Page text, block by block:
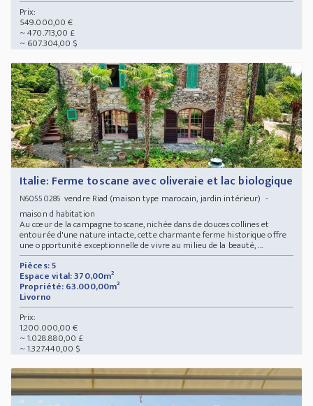
Prix:
549.000,00 €
~ 470.713,00 £
~ 607.304,00 $
Italie: Ferme toscane avec oliveraie et lac biologique
N60550286vendre Riad (maison type marocain, jardin intérieur) -
maison d habitation
Au cœur de la campagne toscane, nichée dans de douces collines et
entourée d'une nature intacte, cette charmante ferme historique offre
une opportunité exceptionnelle de vivre au milieu de la beauté, ...
Pièces: 5
Espace vital: 370,00m²
Propriété: 63.000,00m²
Livorno
Prix:
1.200.000,00 €
~ 1.028.880,00 £
~ 1.327.440,00 $